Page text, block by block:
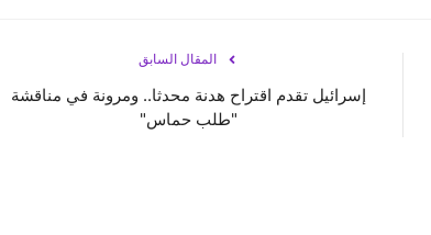
المقال السابق
إسرائيل تقدم اقتراح هدنة محدثا.. ومرونة في مناقشة
"طلب حماس"